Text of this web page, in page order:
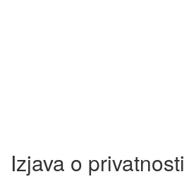
Izjava o privatnosti